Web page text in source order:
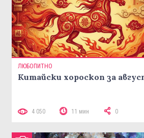
ЛЮБОПИТНО
Китайски хороскоп за
4 050 11 мин 0